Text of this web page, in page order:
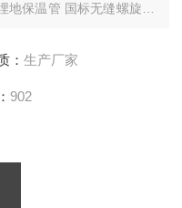
保温管 国标无缝螺旋钢
： 生产厂家
902